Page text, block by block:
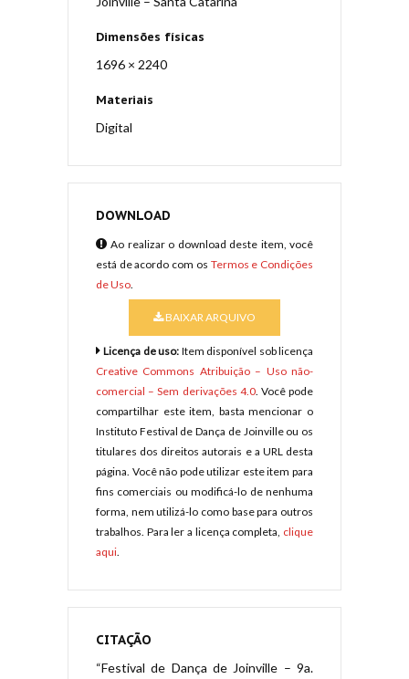
Dimensões físicas
1696 × 2240
Materiais
Digital
DOWNLOAD
Ao realizar o download deste item, você
está de acordo com os Termos e Condições
de Uso.
BAIXAR ARQUIVO
Licença de uso: Item disponível sob licença
Creative Commons Atribuição – Uso não-
comercial – Sem derivações 4.0. Você pode
compartilhar este item, basta mencionar o
Instituto Festival de Dança de Joinville ou os
titulares dos direitos autorais e a URL desta
página. Você não pode utilizar este item para
fins comerciais ou modificá-lo de nenhuma
forma, nem utilizá-lo como base para outros
trabalhos. Para ler a licença completa, clique
aqui.
CITAÇÃO
“Festival de Dança de Joinville – 9a.